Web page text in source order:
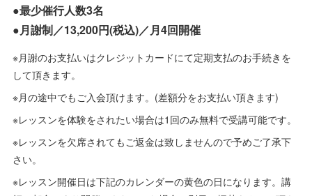
●最少催行人数3名
●月謝制／13,200円(税込)／月4回開催
※月謝のお支払いはクレジットカードにて定期支払のお手続きを
して頂きます。
※月の途中でもご入会頂けます。(差額分をお支払い頂きます)
※レッスンを体験をされたい場合は1回のみ無料で受講可能です。
※レッスンを欠席されてもご返金は致しませんので予めご了承下
さい。
※レッスン開催日は下記のカレンダーの黄色の日になります。講